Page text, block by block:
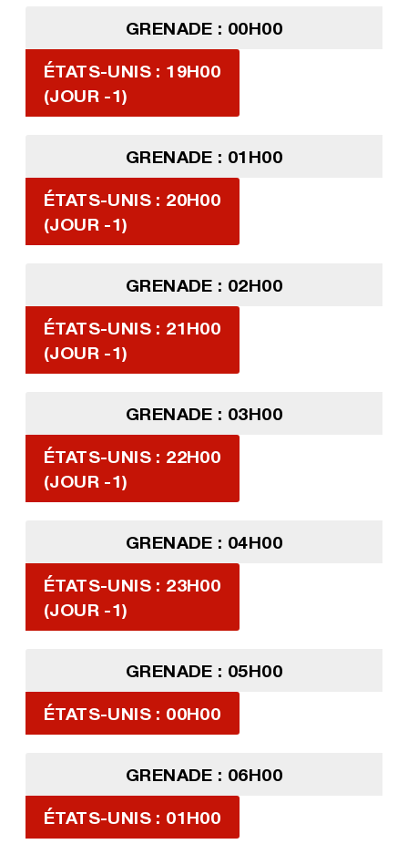
GRENADE : 00H00
ÉTATS-UNIS : 19H00
(JOUR -1)
GRENADE : 01H00
ÉTATS-UNIS : 20H00
(JOUR -1)
GRENADE : 02H00
ÉTATS-UNIS : 21H00
(JOUR -1)
GRENADE : 03H00
ÉTATS-UNIS : 22H00
(JOUR -1)
GRENADE : 04H00
ÉTATS-UNIS : 23H00
(JOUR -1)
GRENADE : 05H00
ÉTATS-UNIS : 00H00
GRENADE : 06H00
ÉTATS-UNIS : 01H00